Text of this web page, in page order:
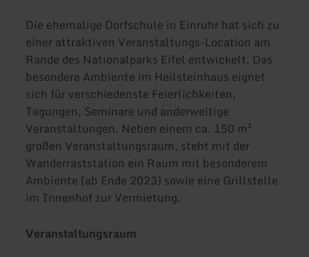
Die ehemalige Dorfschule in Einruhr hat sich zu
einer attraktiven Veranstaltungs-Location am
Rande des Nationalparks Eifel entwickelt. Das
besondere Ambiente im Heilsteinhaus eignet
sich für verschiedenste Feierlichkeiten,
Tagungen, Seminare und anderweitige
Veranstaltungen. Neben einem ca. 150 m²
großen Veranstaltungsraum, steht mit der
Wanderraststation ein Raum mit besonderem
Ambiente (ab Ende 2023) sowie eine Grillstelle
im Innenhof zur Vermietung.
Veranstaltungsraum